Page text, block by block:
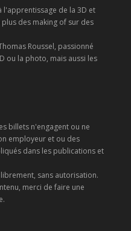
l'apprentissage de la 3D et
des making of sur des
Roussel, passionné
ou la photo, mais aussi les
billets n'engagent ou ne
employeur et ou des
dans les publications et
librement, sans autorisation.
merci de faire une